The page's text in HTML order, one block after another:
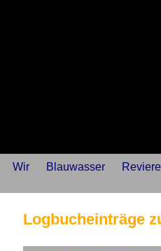
Wir Blauwasser
Reviere
Logbucheinträge